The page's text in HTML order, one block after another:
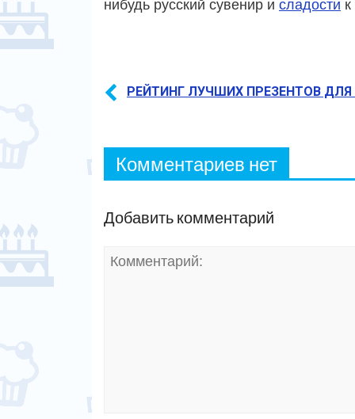
нибудь русский сувенир и сладости
РЕЙТИНГ ЛУЧШИХ ПРЕЗЕНТОВ ДЛЯ
Комментариев нет
Добавить комментарий